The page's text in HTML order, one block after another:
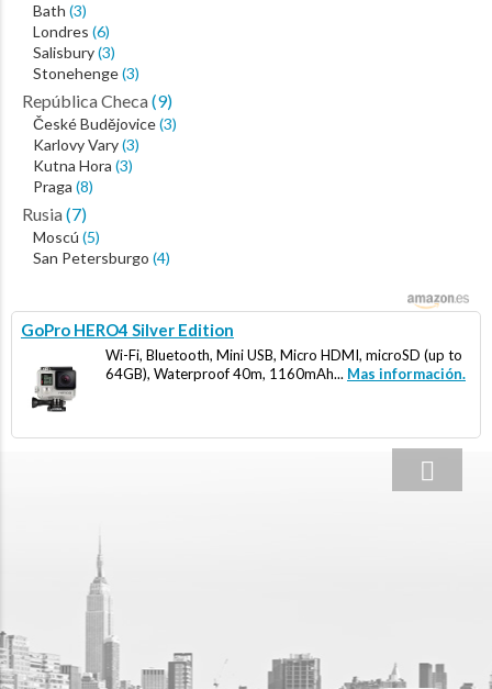
Bath (3)
Londres (6)
Salisbury(3)
Stonehenge(3)
República Checa(9)
České Budějovice(3)
Karlovy Vary(3)
Kutna Hora (3)
Praga (8)
Rusia(7)
Moscú (5)
San Petersburgo (4)
GoPro HERO4 Silver Edition
Wi-Fi, Bluetooth, Mini USB, Micro HDMI, microSD (up to
64GB), Waterproof 40m, 1160mAh... Mas información.